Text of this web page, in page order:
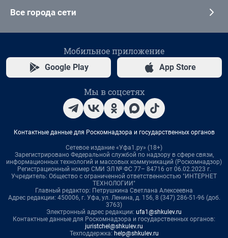
Все города сети
Мобильное приложение
Google Play App Store
Мы в соцсетях
Контактные данные для Роскомнадзора и государственных органов
Сетевое издание «Уфа1.ру» (18+)
Зарегистрировано Федеральной службой по надзору в сфере связи,
информационных технологий и массовых коммуникаций (Роскомнадзор)
Регистрационный номер СМИ ЭЛ № ФС 77– 84716 от 06.02.2023 г.
Учредитель: Общество с ограниченной ответственностью "ИНТЕРНЕТ
ТЕХНОЛОГИИ"
Главный редактор: Петрушкина Светлана Алексеевна
Адрес редакции: 450006, г. Уфа, ул. Ленина, д. 156, 8 (347) 286-51-96 (доб.
3763)
Электронный адрес редакции: ufa1@shkulev.ru
Контактные данные для Роскомнадзора и государственных органов:
juristchel@shkulev.ru
Техподдержка: help@shkulev.ru